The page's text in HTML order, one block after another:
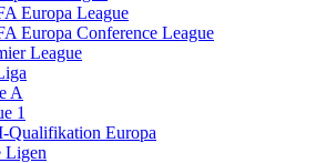
Europa League
Europa Conference League
League
A
1
Qualifikation Europa
Ligen